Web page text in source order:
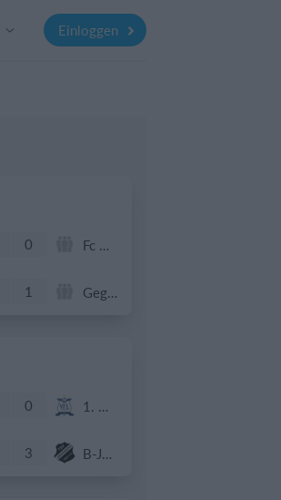
Einloggen
0 Fc Blau Weiss Oberburg
1 Gegner
0 1. Mannschaft
3 B-Jugend - SG TSV Abensberg